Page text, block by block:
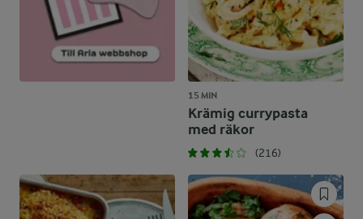
15 MIN
Krämig currypasta
med räkor
(216)